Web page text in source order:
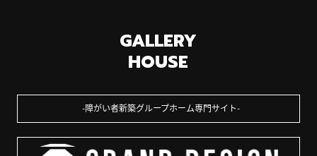
GALLERY
HOUSE
障がい者新築グループホーム専門サイト